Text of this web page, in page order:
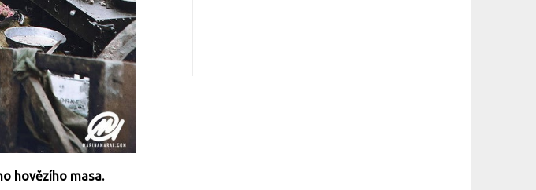
hovězího masa.